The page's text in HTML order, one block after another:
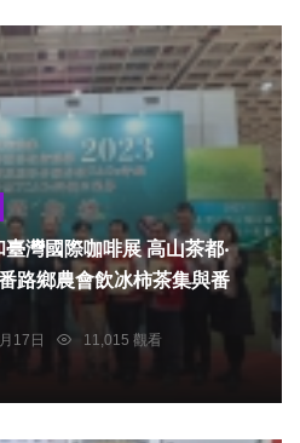
際咖啡展 高山茶都‧
17日
11,015 觀看